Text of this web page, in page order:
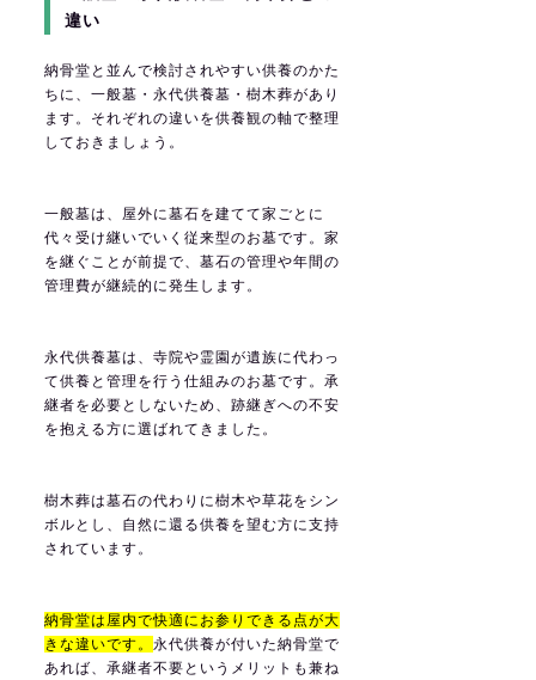
違い
納骨堂と並んで検討されやすい供養のかた
ちに、一般墓・永代供養墓・樹木葬があり
ます。それぞれの違いを供養観の軸で整理
しておきましょう。
一般墓は、屋外に墓石を建てて家ごとに
代々受け継いでいく従来型のお墓です。家
を継ぐことが前提で、墓石の管理や年間の
管理費が継続的に発生します。
永代供養墓は、寺院や霊園が遺族に代わっ
て供養と管理を行う仕組みのお墓です。承
継者を必要としないため、跡継ぎへの不安
を抱える方に選ばれてきました。
樹木葬は墓石の代わりに樹木や草花をシン
ボルとし、自然に還る供養を望む方に支持
されています。
納骨堂は屋内で快適にお参りできる点が大
きな違いです。永代供養が付いた納骨堂で
あれば、承継者不要というメリットも兼ね